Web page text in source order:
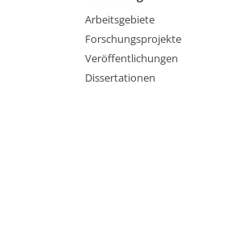
Arbeitsgebiete
Forschungsprojekte
Veröffentlichungen
Dissertationen